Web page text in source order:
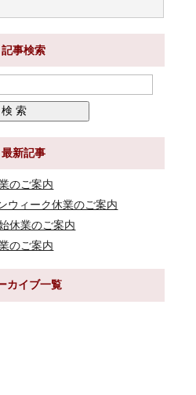
記事検索
最新記事
のご案内
ィーク休業のご案内
休業のご案内
のご案内
カイブ一覧